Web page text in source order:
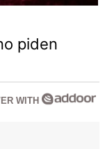
piden
WITH